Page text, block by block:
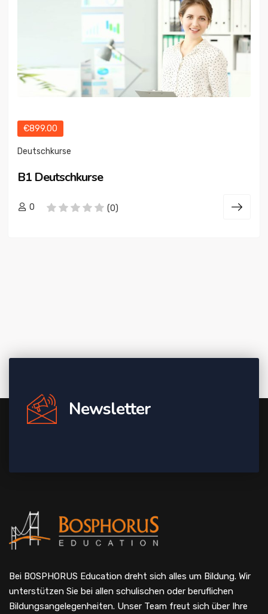
€899.00
Deutschkurse
B1 Deutschkurse
0 (0)
Newsletter
Bei BOSPHORUS Education dreht sich alles um Bildung. Wir
unterstützen Sie bei allen schulischen oder beruflichen
Bildungsangelegenheiten. Unser Team freut sich über Ihre